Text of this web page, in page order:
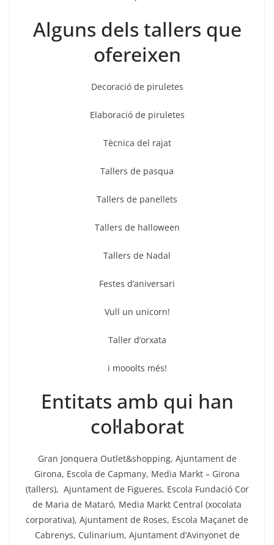
Alguns dels tallers que
ofereixen
Decoració de piruletes
Elaboració de piruletes
Tècnica del rajat
Tallers de pasqua
Tallers de panellets
Tallers de halloween
Tallers de Nadal
Festes d’aniversari
Vull un unicorn!
Taller d’orxata
i mooolts més!
Entitats amb qui han
col·laborat
Gran Jonquera Outlet&shopping, Ajuntament de
Girona, Escola de Capmany, Media Markt – Girona
(tallers), Ajuntament de Figueres, Escola Fundació Cor
de Maria de Mataró, Media Markt Central (xocolata
corporativa), Ajuntament de Roses, Escola Maçanet de
Cabrenys, Culinarium, Ajuntament d’Avinyonet de